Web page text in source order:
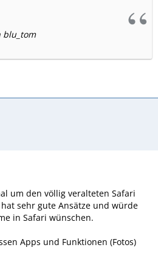
blu_tom
um den völlig veralteten Safari
sehr gute Ansätze und würde
in Safari wünschen.
Apps und Funktionen (Fotos)